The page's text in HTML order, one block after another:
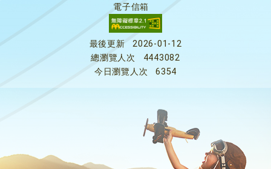
電子信箱
最後更新
2026-01-12
總瀏覽人次
4443082
今日瀏覽人次
6354